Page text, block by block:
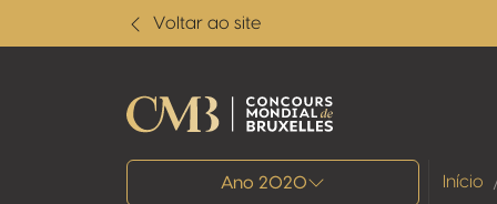
Voltar ao site
Todos os resultados
Ano 2020 Início